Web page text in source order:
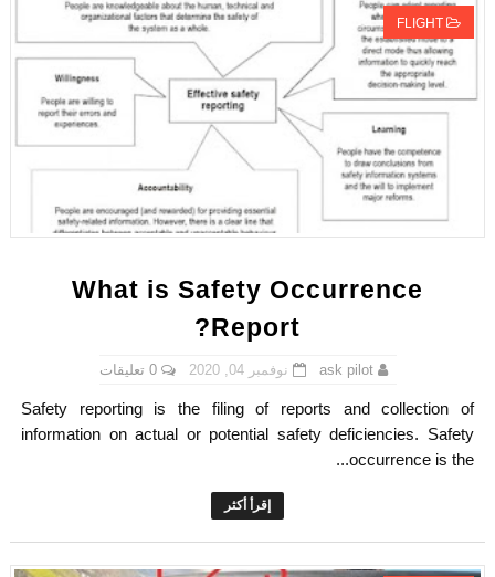
FLIGHT
What is Safety Occurrence
Report?
ask pilot نوفمبر 04, 2020 0 تعليقات
Safety reporting is the filing of reports and collection of
information on actual or potential safety deficiencies. Safety
occurrence is the...
إقرأ أكثر